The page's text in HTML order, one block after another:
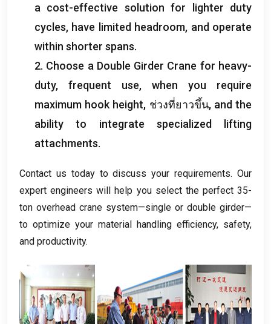
a cost-effective solution for lighter duty
cycles, have limited headroom, and operate
within shorter spans.
2. Choose a Double Girder Crane for heavy-
duty, frequent use, when you require
maximum hook height, ช่วงที่ยาวขึ้น, and the
ability to integrate specialized lifting
attachments.
Contact us today to discuss your requirements.Our
expert engineers will help you select the perfect 35-
ton overhead crane system—single or double girder—
to optimize your material handling efficiency, safety,
and productivity.